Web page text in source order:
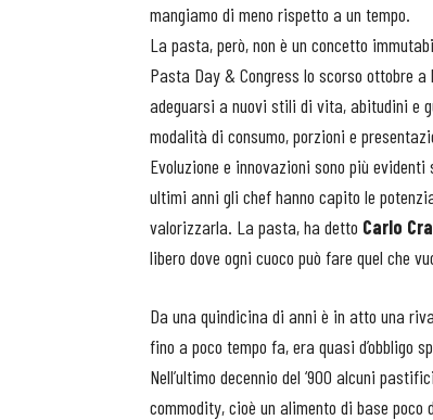
mangiamo di meno rispetto a un tempo.
La pasta, però, non è un concetto
Pasta Day & Congress lo scorso ottobre
adeguarsi a nuovi stili di vita, abitudini e
modalità di consumo, porzioni e
Evoluzione e innovazioni sono più
ultimi anni gli chef hanno capito le
valorizzarla. La pasta, ha detto Carlo
libero dove ogni cuoco può fare quel che
Da una quindicina di anni è in atto una
fino a poco tempo fa, era quasi d’obbligo
Nell’ultimo decennio del ‘900 alcuni
commodity, cioè un alimento di base